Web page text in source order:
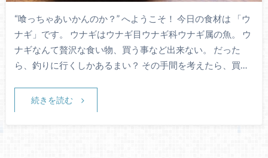
“喰っちゃあいかんのか？” へようこそ！ 今日の食材は 「ウ
ナギ」です。 ウナギはウナギ目ウナギ科ウナギ属の魚。 ウ
ナギなんて贅沢な食い物、買う事など出来ない。 だった
ら、釣りに行くしかあるまい？ その手間を考えたら、買…
続きを読む